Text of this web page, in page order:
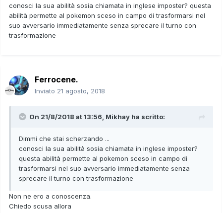
conosci la sua abilità sosia chiamata in inglese imposter? questa
abilità permette al pokemon sceso in campo di trasformarsi nel
suo avversario immediatamente senza sprecare il turno con
trasformazione
Ferrocene.
Inviato 21 agosto, 2018
On 21/8/2018 at 13:56, Mikhay ha scritto:
Dimmi che stai scherzando ...
conosci la sua abilità sosia chiamata in inglese imposter?
questa abilità permette al pokemon sceso in campo di
trasformarsi nel suo avversario immediatamente senza
sprecare il turno con trasformazione
Non ne ero a conoscenza.
Chiedo scusa allora